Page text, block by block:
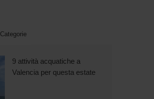
Categorie
9 attività acquatiche a
Valencia per questa estate